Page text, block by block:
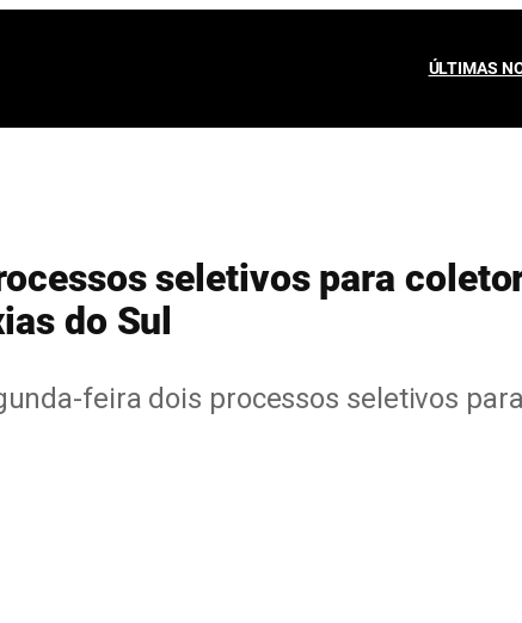
ÚLTIMAS
seletivos para
do Sul
feira dois processos seletivos